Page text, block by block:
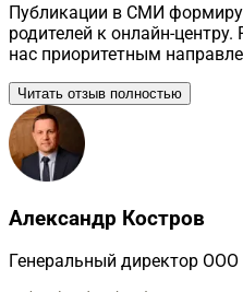
Публикации в СМИ
родителей к онлайн-
нас приоритетным
Читать отзыв полностью
Александр Костров
Генеральный директор